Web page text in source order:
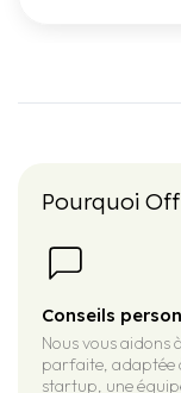
Pourquoi
Conseils
Nous vous aidons
parfaite, adaptée
startup, une